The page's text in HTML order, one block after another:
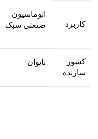
کاربرد
اتوماسیون
صنعتی سبک
کشور
سازنده
تایوان